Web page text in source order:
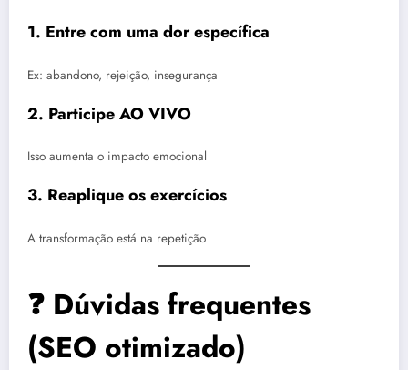
1. Entre com uma dor específica
Ex: abandono, rejeição, insegurança
2. Participe AO VIVO
Isso aumenta o impacto emocional
3. Reaplique os exercícios
A transformação está na repetição
❓ Dúvidas frequentes
(SEO otimizado)